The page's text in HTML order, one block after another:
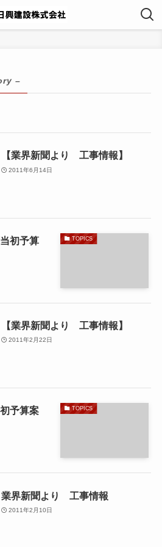
–
【業界新聞より 工事情報】
2011年6月14日
TOPICS
初予算
【業界新聞より 工事情報】
2011年2月22日
TOPICS
予算案
業界新聞より 工事情報
2011年2月10日